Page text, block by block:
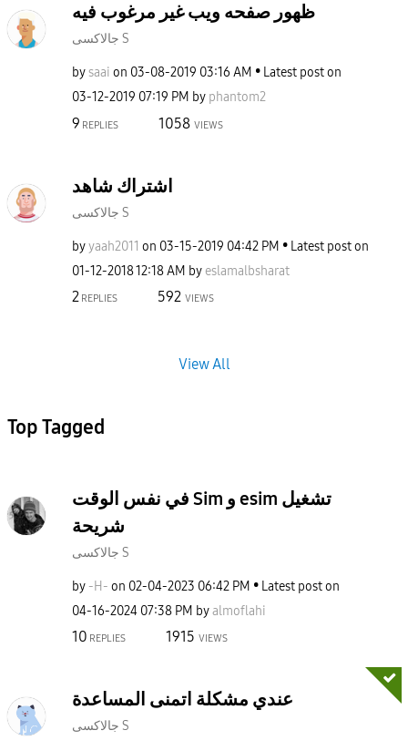
ظهور صفحه ويب غير مرغوب فيه
جالاكسى S
bysaai on ‎03-08-2019 03:16 AM
Latest post on
‎03-12-2019 07:19 PM by phantom2
9 REPLIES 1058 VIEWS
اشتراك شاهد
جالاكسى S
byyaah2011 on ‎03-15-2019 04:42 PM
Latest post on
‎01-12-201812:18 AM by eslamalbsharat
2 REPLIES 592 VIEWS
View All
Top Tagged
في نفس الوقت Sim و esim تشغيل
شريحة
جالاكسى S
by -H- on ‎02-04-2023 06:42 PM
Latest post on
‎04-16-2024 07:38 PM byalmoflahi
10 REPLIES 1915 VIEWS
عندي مشكلة اتمنى المساعدة
جالاكسى S